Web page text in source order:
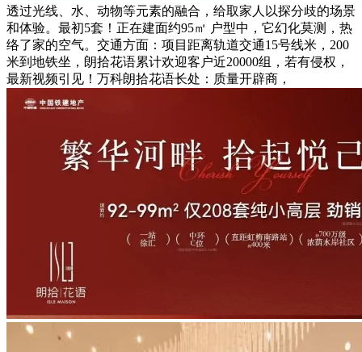
透过光线、水、动物等元素的融合，给取家人以探分歧的场景
和体验。最初5套！正在建面约95㎡ 户型中，它幻化莫测，热
络了家的空气。交通方面：项目距离轨道交通15号线米，200
米到地铁坐，朗拾花语累计欢迎客户近20000组，若有侵权，
最新视频引见！万科朗拾花语长处：质量开辟商，